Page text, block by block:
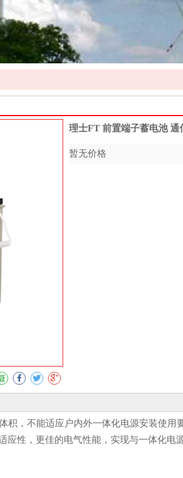
理士FT 前置端子蓄电池 通
暂无价格
积，不能适应户内外一体化电源安装使用
应性，更佳的电气性能，实现与一体化电